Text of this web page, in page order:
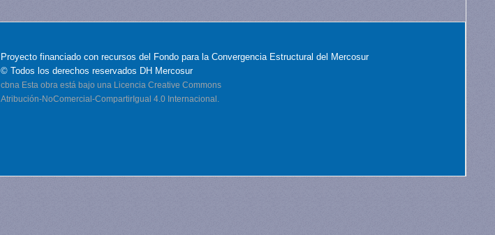
Proyecto financiado con recursos del Fondo para la Convergencia Estructural del Mercosur
© Todos los derechos reservados DH Mercosur
cbna Esta obra está bajo una Licencia Creative Commons
Atribución-NoComercial-CompartirIgual 4.0 Internacional.